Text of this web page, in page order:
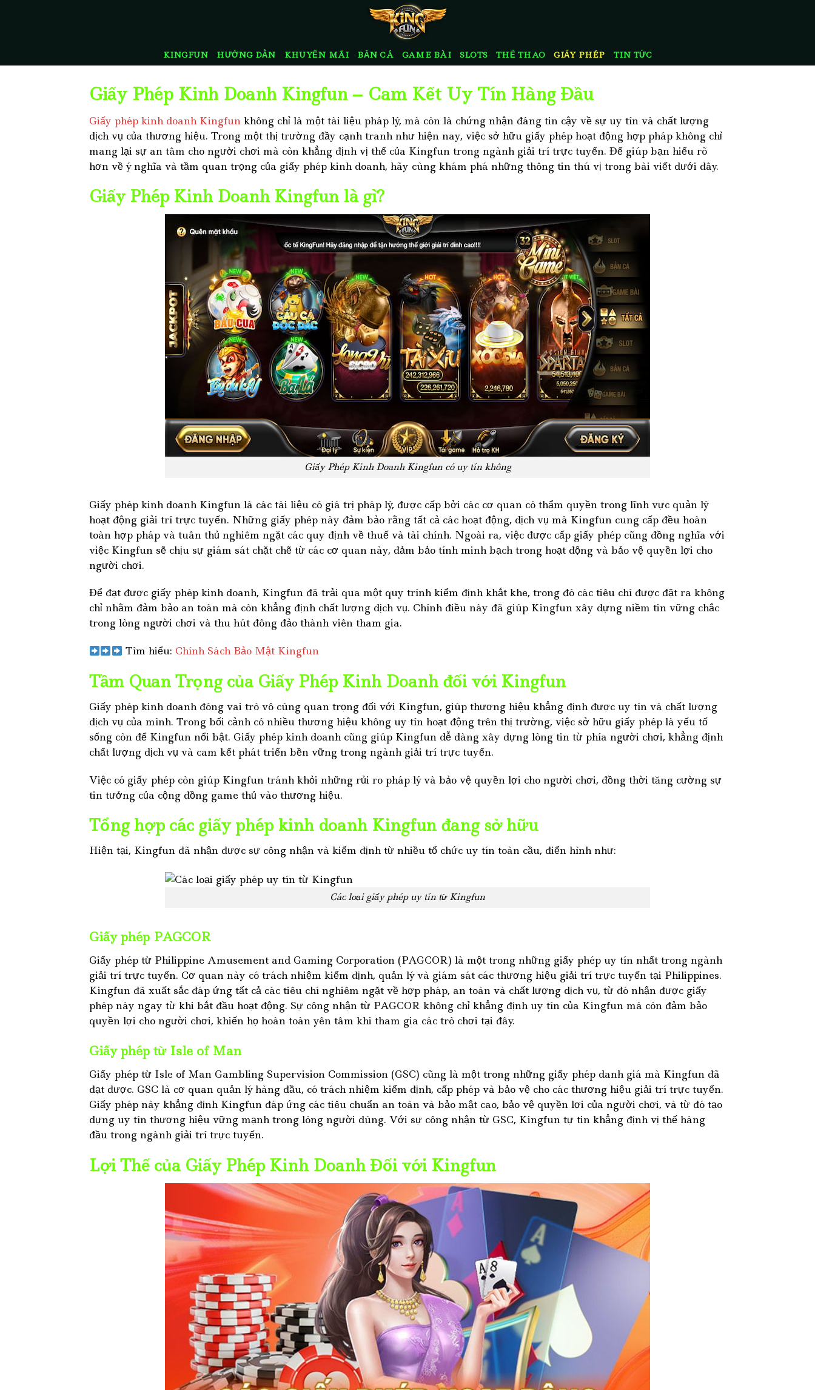
KINGFUN HƯỚNG DẪN KHUYẾN MÃI BẮN CÁ GAME BÀI SLOTS THỂ THAO GIẤY PHÉP TIN TỨC
Giấy Phép Kinh Doanh Kingfun – Cam Kết Uy Tín Hàng Đầu
Giấy phép kinh doanh Kingfun không chỉ là một tài liệu pháp lý, mà còn là chứng nhận đáng tin cậy về sự uy tín và chất lượng
dịch vụ của thương hiệu. Trong một thị trường đầy cạnh tranh như hiện nay, việc sở hữu giấy phép hoạt động hợp pháp không chỉ
mang lại sự an tâm cho người chơi mà còn khẳng định vị thế của Kingfun trong ngành giải trí trực tuyến. Để giúp bạn hiểu rõ
hơn về ý nghĩa và tầm quan trọng của giấy phép kinh doanh, hãy cùng khám phá những thông tin thú vị trong bài viết dưới đây.
Giấy Phép Kinh Doanh Kingfun là gì?
Giấy Phép Kinh Doanh Kingfun có uy tín không
Giấy phép kinh doanh Kingfun là các tài liệu có giá trị pháp lý, được cấp bởi các cơ quan có thẩm quyền trong lĩnh vực quản lý
hoạt động giải trí trực tuyến. Những giấy phép này đảm bảo rằng tất cả các hoạt động, dịch vụ mà Kingfun cung cấp đều hoàn
toàn hợp pháp và tuân thủ nghiêm ngặt các quy định về thuế và tài chính. Ngoài ra, việc được cấp giấy phép cũng đồng nghĩa với
việc Kingfun sẽ chịu sự giám sát chặt chẽ từ các cơ quan này, đảm bảo tính minh bạch trong hoạt động và bảo vệ quyền lợi cho
người chơi.
Để đạt được giấy phép kinh doanh, Kingfun đã trải qua một quy trình kiểm định khắt khe, trong đó các tiêu chí được đặt ra không
chỉ nhằm đảm bảo an toàn mà còn khẳng định chất lượng dịch vụ. Chính điều này đã giúp Kingfun xây dựng niềm tin vững chắc
trong lòng người chơi và thu hút đông đảo thành viên tham gia.
Tìm hiểu: Chính Sách Bảo Mật Kingfun
Tầm Quan Trọng của Giấy Phép Kinh Doanh đối với Kingfun
Giấy phép kinh doanh đóng vai trò vô cùng quan trọng đối với Kingfun, giúp thương hiệu khẳng định được uy tín và chất lượng
dịch vụ của mình. Trong bối cảnh có nhiều thương hiệu không uy tín hoạt động trên thị trường, việc sở hữu giấy phép là yếu tố
sống còn để Kingfun nổi bật. Giấy phép kinh doanh cũng giúp Kingfun dễ dàng xây dựng lòng tin từ phía người chơi, khẳng định
chất lượng dịch vụ và cam kết phát triển bền vững trong ngành giải trí trực tuyến.
Việc có giấy phép còn giúp Kingfun tránh khỏi những rủi ro pháp lý và bảo vệ quyền lợi cho người chơi, đồng thời tăng cường sự
tin tưởng của cộng đồng game thủ vào thương hiệu.
Tổng hợp các giấy phép kinh doanh Kingfun đang sở hữu
Hiện tại, Kingfun đã nhận được sự công nhận và kiểm định từ nhiều tổ chức uy tín toàn cầu, điển hình như:
Các loại giấy phép uy tín từ Kingfun
Giấy phép PAGCOR
Giấy phép từ Philippine Amusement and Gaming Corporation (PAGCOR) là một trong những giấy phép uy tín nhất trong ngành
giải trí trực tuyến. Cơ quan này có trách nhiệm kiểm định, quản lý và giám sát các thương hiệu giải trí trực tuyến tại Philippines.
Kingfun đã xuất sắc đáp ứng tất cả các tiêu chí nghiêm ngặt về hợp pháp, an toàn và chất lượng dịch vụ, từ đó nhận được giấy
phép này ngay từ khi bắt đầu hoạt động. Sự công nhận từ PAGCOR không chỉ khẳng định uy tín của Kingfun mà còn đảm bảo
quyền lợi cho người chơi, khiến họ hoàn toàn yên tâm khi tham gia các trò chơi tại đây.
Giấy phép từ Isle of Man
Giấy phép từ Isle of Man Gambling Supervision Commission (GSC) cũng là một trong những giấy phép danh giá mà Kingfun đã
đạt được. GSC là cơ quan quản lý hàng đầu, có trách nhiệm kiểm định, cấp phép và bảo vệ cho các thương hiệu giải trí trực tuyến.
Giấy phép này khẳng định Kingfun đáp ứng các tiêu chuẩn an toàn và bảo mật cao, bảo vệ quyền lợi của người chơi, và từ đó tạo
dựng uy tín thương hiệu vững mạnh trong lòng người dùng. Với sự công nhận từ GSC, Kingfun tự tin khẳng định vị thế hàng
đầu trong ngành giải trí trực tuyến.
Lợi Thế của Giấy Phép Kinh Doanh Đối với Kingfun